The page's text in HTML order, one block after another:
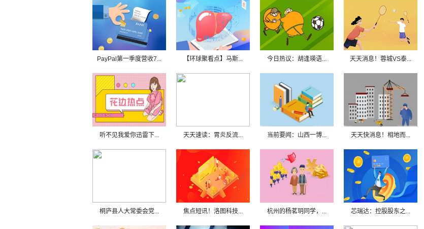
PayPal第一季度营收7... 【环球聚看点】马斯... 今日热议：胡逢瑛语... 天天消息！蓉城VS泰...
听不见我爱你迅雷下... 天天速读：胃炎反流... 当前要闻：山西一博... 天天快消息！相地而...
桐庐县人大常委会党... 焦点短讯！洛图科技... 杭州的杨茗玥同学，... 芯瑞达：控股股东之...